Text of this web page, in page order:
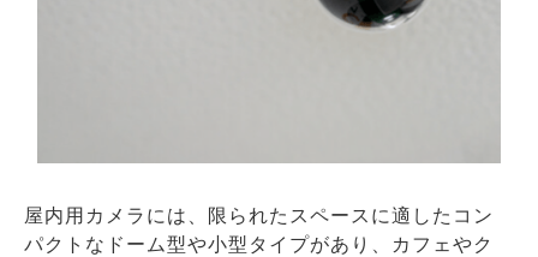
屋内用カメラには、限られたスペースに適したコン
パクトなドーム型や小型タイプがあり、カフェやク